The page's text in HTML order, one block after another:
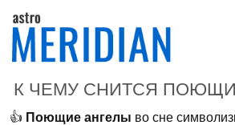
К ЧЕМУ СНИТСЯ
👍 Поющие ангелы во сне